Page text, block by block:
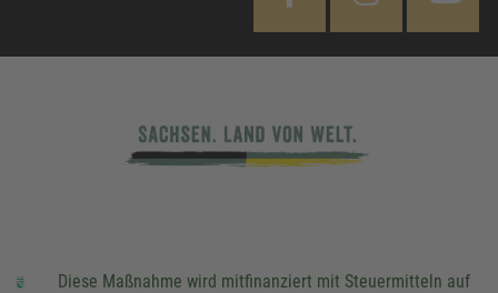
Diese Maßnahme wird mitfinanziert mit Steuermitteln auf